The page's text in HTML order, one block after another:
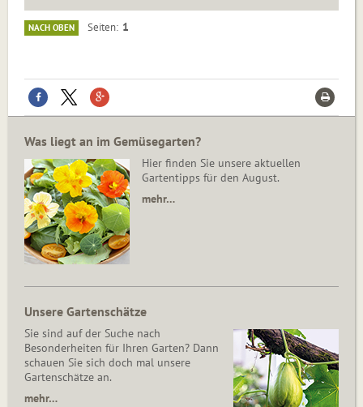
NACH OBEN Seiten 1
Was liegt an im Gemüsegarten?
Hier finden Sie unsere aktuellen
Gartentipps für den August.
mehr…
Unsere Gartenschätze
Sie sind auf der Suche nach
Besonderheiten für Ihren Garten? Dann
schauen Sie sich doch mal unsere
Gartenschätze an.
mehr…